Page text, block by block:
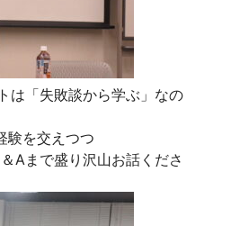
は「失敗談から学ぶ」なの
験を交えつつ
Aまで盛り沢山お話くださ